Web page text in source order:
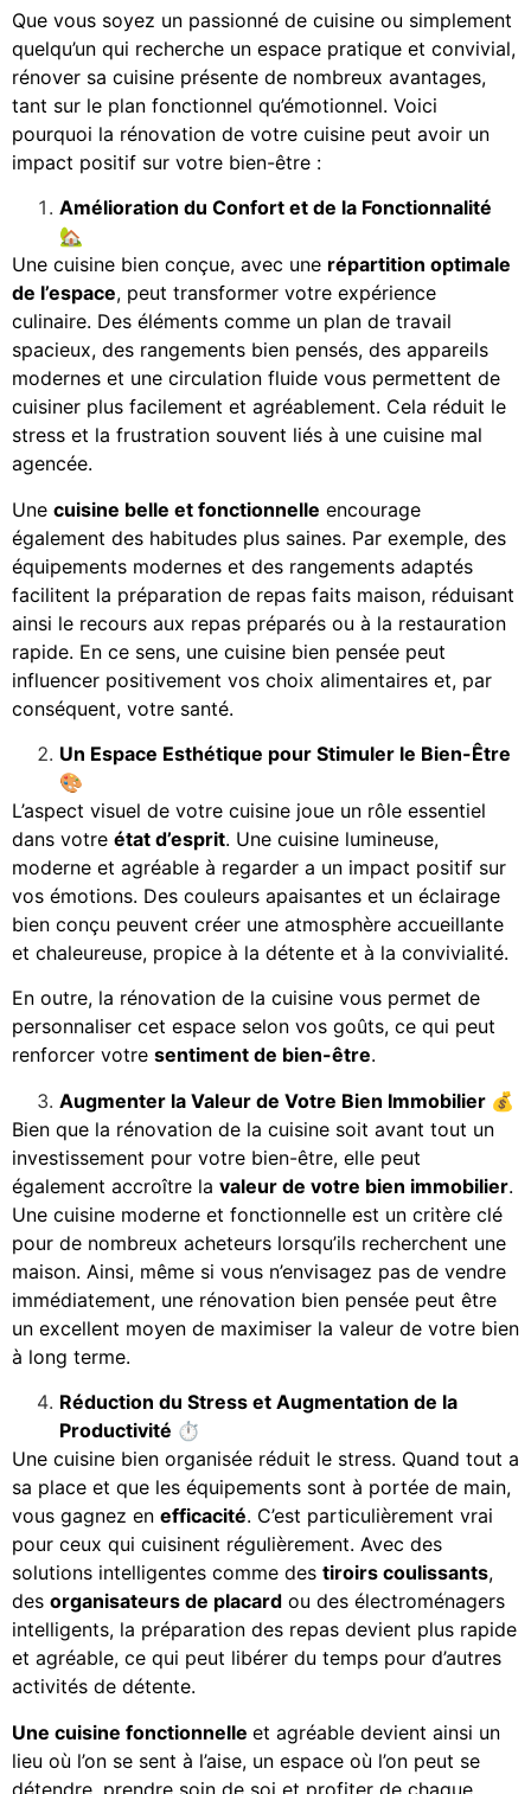
Que vous soyez un passionné de cuisine ou simplement
quelqu’un qui recherche un espace pratique et convivial,
rénover sa cuisine présente de nombreux avantages,
tant sur le plan fonctionnel qu’émotionnel. Voici
pourquoi la rénovation de votre cuisine peut avoir un
impact positif sur votre bien-être :
Amélioration du Confort et de la Fonctionnalité
🏡
Une cuisine bien conçue, avec une répartition optimale
de l’espace, peut transformer votre expérience
culinaire. Des éléments comme un plan de travail
spacieux, des rangements bien pensés, des appareils
modernes et une circulation fluide vous permettent de
cuisiner plus facilement et agréablement. Cela réduit le
stress et la frustration souvent liés à une cuisine mal
agencée.
Une cuisine belle et fonctionnelle encourage
également des habitudes plus saines. Par exemple, des
équipements modernes et des rangements adaptés
facilitent la préparation de repas faits maison, réduisant
ainsi le recours aux repas préparés ou à la restauration
rapide. En ce sens, une cuisine bien pensée peut
influencer positivement vos choix alimentaires et, par
conséquent, votre santé.
Un Espace Esthétique pour Stimuler le Bien-Être
🎨
L’aspect visuel de votre cuisine joue un rôle essentiel
dans votre état d’esprit. Une cuisine lumineuse,
moderne et agréable à regarder a un impact positif sur
vos émotions. Des couleurs apaisantes et un éclairage
bien conçu peuvent créer une atmosphère accueillante
et chaleureuse, propice à la détente et à la convivialité.
En outre, la rénovation de la cuisine vous permet de
personnaliser cet espace selon vos goûts, ce qui peut
renforcer votre sentiment de bien-être.
Augmenter la Valeur de Votre Bien Immobilier 💰
Bien que la rénovation de la cuisine soit avant tout un
investissement pour votre bien-être, elle peut
également accroître la valeur de votre bien immobilier.
Une cuisine moderne et fonctionnelle est un critère clé
pour de nombreux acheteurs lorsqu’ils recherchent une
maison. Ainsi, même si vous n’envisagez pas de vendre
immédiatement, une rénovation bien pensée peut être
un excellent moyen de maximiser la valeur de votre bien
à long terme.
Réduction du Stress et Augmentation de la
Productivité ⏱️
Une cuisine bien organisée réduit le stress. Quand tout a
sa place et que les équipements sont à portée de main,
vous gagnez en efficacité. C’est particulièrement vrai
pour ceux qui cuisinent régulièrement. Avec des
solutions intelligentes comme des tiroirs coulissants,
des organisateurs de placard ou des électroménagers
intelligents, la préparation des repas devient plus rapide
et agréable, ce qui peut libérer du temps pour d’autres
activités de détente.
Une cuisine fonctionnelle et agréable devient ainsi un
lieu où l’on se sent à l’aise, un espace où l’on peut se
détendre, prendre soin de soi et profiter de chaque